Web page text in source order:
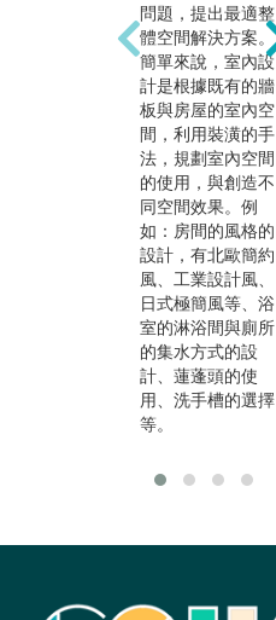
問題，提出最適整
體空間解決方案。
簡單來說，室內設
計是根據既有的牆
板與房屋的室內空
間，利用裝潢的手
法，規劃室內空間
的使用，與創造不
同空間效果。例
如：房間的風格的
設計，有北歐簡約
風、工業設計風、
日式極簡風等、浴
室的淋浴間與廁所
的集水方式的設
計、蓮蓬頭的使
用、洗手槽的選擇
等。